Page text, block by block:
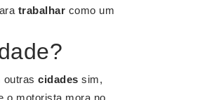
trabalhar como um
outras cidades sim,